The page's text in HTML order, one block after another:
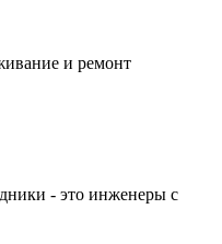
и ремонт
- это инженеры с